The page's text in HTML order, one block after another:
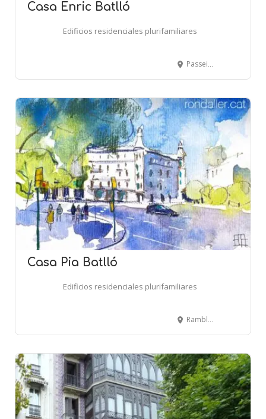
Casa Enric Batlló
Edificios residenciales plurifamiliares
Passeig de Gràcia, 75 - Mallorca, 259-263 - BARCELONA
Casa Pia Batlló
Edificios residenciales plurifamiliares
Rambla de Catalunya, 17 - BARCELONA